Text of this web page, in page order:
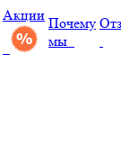
Акции Почему
мы